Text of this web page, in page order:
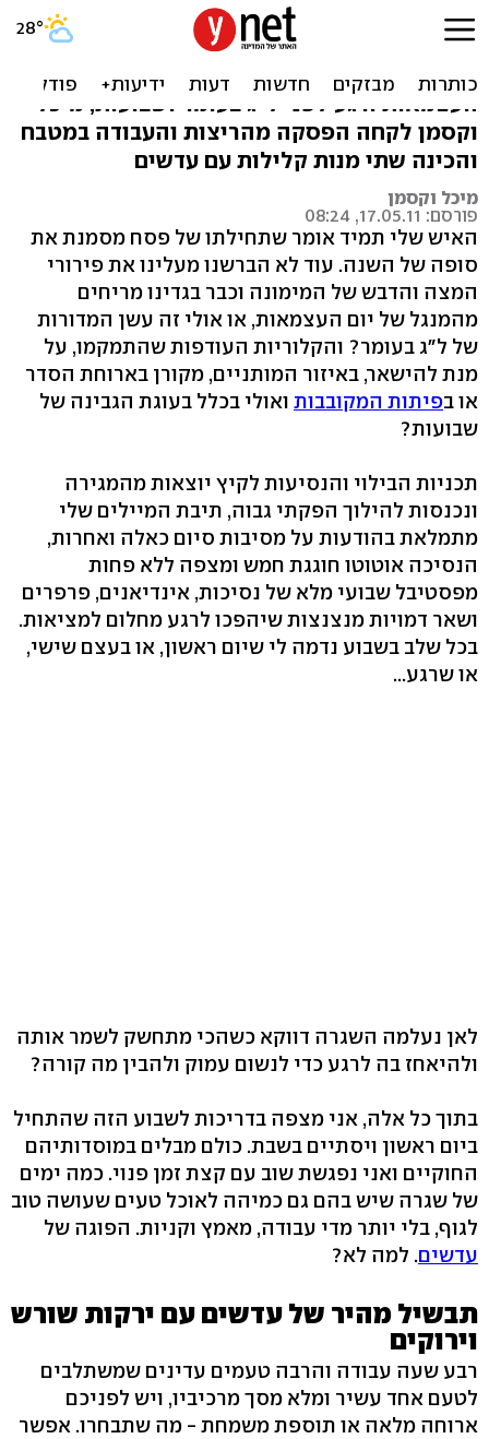
דקה של שגרה עם עדשים
אחרי הבישולים של פסח, הנפנופים של יום
העצמאות ורגע לפני ל"ג בעומר ושבועות, מיכל
וקסמן לקחה הפסקה מהריצות והעבודה במטבח
והכינה שתי מנות קלילות עם עדשים
מיכל וקסמן
פורסם: 17.05.11, 08:24
האיש שלי תמיד אומר שתחילתו של פסח מסמנת את
סופה של השנה. עוד לא הברשנו מעלינו את פירורי
המצה והדבש של המימונה וכבר בגדינו מריחים
מהמנגל של יום העצמאות, או אולי זה עשן המדורות
של ל"ג בעומר? והקלוריות העודפות שהתמקמו, על
מנת להישאר, באיזור המותניים, מקורן בארוחת הסדר
או בפיתות המקובבות ואולי בכלל בעוגת הגבינה של
שבועות?
תכניות הבילוי והנסיעות לקיץ יוצאות מהמגירה
ונכנסות להילוך הפקתי גבוה, תיבת המיילים שלי
מתמלאת בהודעות על מסיבות סיום כאלה ואחרות,
הנסיכה אוטוטו חוגגת חמש ומצפה ללא פחות
מפסטיבל שבועי מלא של נסיכות, אינדיאנים, פרפרים
ושאר דמויות מנצנצות שיהפכו לרגע מחלום למציאות.
בכל שלב בשבוע נדמה לי שיום ראשון, או בעצם שישי,
או שרגע...
לאן נעלמה השגרה דווקא כשהכי מתחשק לשמר אותה
ולהיאחז בה לרגע כדי לנשום עמוק ולהבין מה קורה?
בתוך כל אלה, אני מצפה בדריכות לשבוע הזה שהתחיל
ביום ראשון ויסתיים בשבת. כולם מבלים במוסדותיהם
החוקיים ואני נפגשת שוב עם קצת זמן פנוי. כמה ימים
של שגרה שיש בהם גם כמיהה לאוכל טעים שעושה טוב
לגוף, בלי יותר מדי עבודה, מאמץ וקניות. הפוגה של
עדשים. למה לא?
תבשיל מהיר של עדשים עם ירקות שורש
וירוקים
רבע שעה עבודה והרבה טעמים עדינים שמשתלבים
לטעם אחד עשיר ומלא מסך מרכיביו, ויש לפניכם
ארוחה מלאה או תוספת משמחת - מה שתבחרו. אפשר